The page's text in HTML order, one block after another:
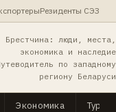
Резиденты СЭЗ
Брестчина: люди, места,
экономика и наследие
по западному
региону Беларуси
Экономика